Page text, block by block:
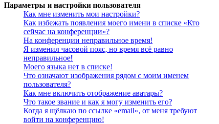
Параметры и настройки пользователя
Как мне изменить мои настройки?
Как избежать появления моего имени в списке «Кто
сейчас на конференции»?
На конференции неправильное время!
Я изменил часовой пояс, но время всё равно
неправильное!
Моего языка нет в списке!
Что означают изображения рядом с моим именем
пользователя?
Как мне включить отображение аватары?
Что такое звание и как я могу изменить его?
Когда я щёлкаю по ссылке «email», от меня требуют
войти на конференцию!